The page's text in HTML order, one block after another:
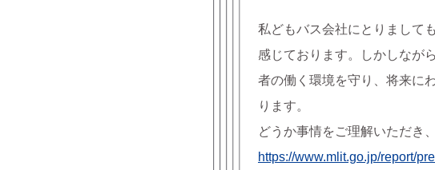
私どもバス会社にとりまして
感じております。しかしなが
者の働く環境を守り、将来に
ります。
どうか事情をご理解いただき
https://www.mlit.go.jp/report/